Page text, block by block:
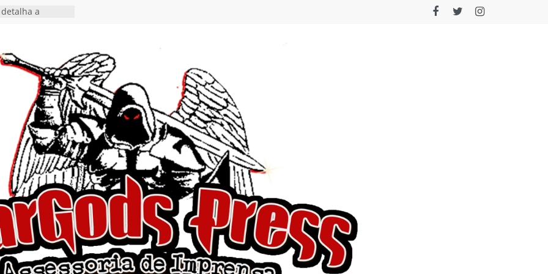
a
em formato
nas plataformas
show em
Autoral” e
do novo single
de uma
do EP
I Begin”
o single “Keep
e detalha
álbum